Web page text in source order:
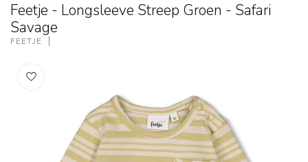
Feetje - Longsleeve Streep Groen - Safari
Savage
FEETJE